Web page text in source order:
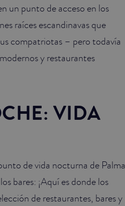
un punto de acceso en los
raíces escandinavas que
compatriotas – pero todavía
y restaurantes
VIDA
de vida nocturna de Palma
bares: ¡Aquí es donde los
de restaurantes, bares y